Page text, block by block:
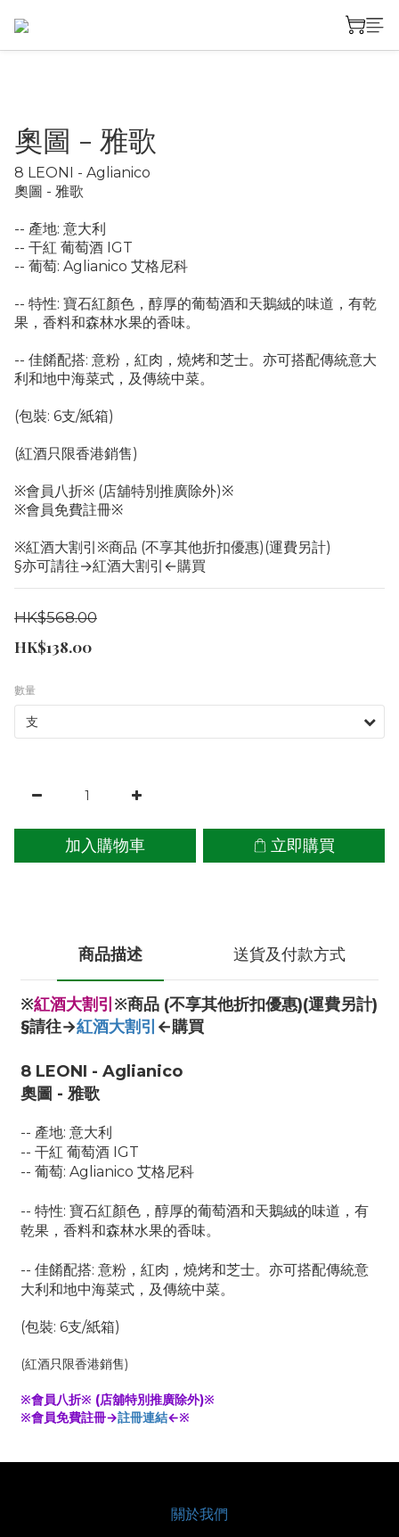
奧圖 - 雅歌
8 LEONI - Aglianico
奧圖 - 雅歌
-- 產地: 意大利
-- 干紅 葡萄酒 IGT
-- 葡萄: Aglianico 艾格尼科
-- 特性: 寶石紅顏色，醇厚的葡萄酒和天鵝絨的味道，有乾
果，香料和森林水果的香味。
-- 佳餚配搭: 意粉，紅肉，燒烤和芝士。亦可搭配傳統意大
利和地中海菜式，及傳統中菜。
(包裝: 6支/紙箱)
(紅酒只限香港銷售)
※會員八折※ (店舖特別推廣除外)※
※會員免費註冊※
※紅酒大割引※商品 (不享其他折扣優惠)(運費另計)
§亦可請往→紅酒大割引←購買
HK$568.00
HK$138.00
數量
加入購物車 立即購買
商品描述 送貨及付款方式
※紅酒大割引 ※商品 (不享其他折扣優惠)(運費另計)
§請往→紅酒大割引 ←購買
8 LEONI - Aglianico
奧圖 - 雅歌
-- 產地: 意大利
-- 干紅 葡萄酒 IGT
-- 葡萄: Aglianico 艾格尼科
-- 特性: 寶石紅顏色，醇厚的葡萄酒和天鵝絨的味道，有
乾果，香料和森林水果的香味。
-- 佳餚配搭: 意粉，紅肉，燒烤和芝士。亦可搭配傳統意
大利和地中海菜式，及傳統中菜。
(包裝: 6支/紙箱)
(紅酒只限香港銷售)
※會員八折※ (店舖特別推廣除外)※
※會員免費註冊→註冊連結←※
關於我們